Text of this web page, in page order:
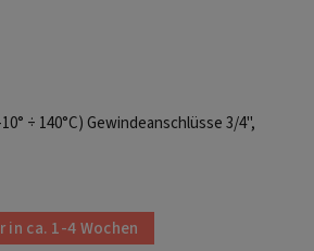
÷ 140°C) Gewindeanschlüsse 3/4'',
in ca. 1-4 Wochen